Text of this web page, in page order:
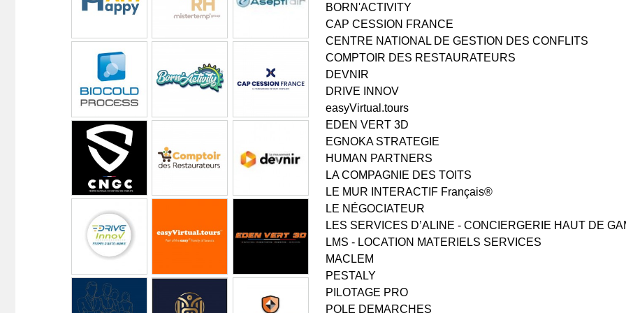
BORN'ACTIVITY
CAP CESSION FRANCE
CENTRE NATIONAL DE GESTION DES CONFLITS
COMPTOIR DES RESTAURATEURS
DEVNIR
DRIVE INNOV
easyVirtual.tours
EDEN VERT 3D
EGNOKA STRATEGIE
HUMAN PARTNERS
LA COMPAGNIE DES TOITS
LE MUR INTERACTIF Français®
LE NÉGOCIATEUR
LES SERVICES D’ALINE - CONCIERGERIE HAUT DE
LMS - LOCATION MATERIELS SERVICES
MACLEM
PESTALY
PILOTAGE PRO
POLE DEMARCHES